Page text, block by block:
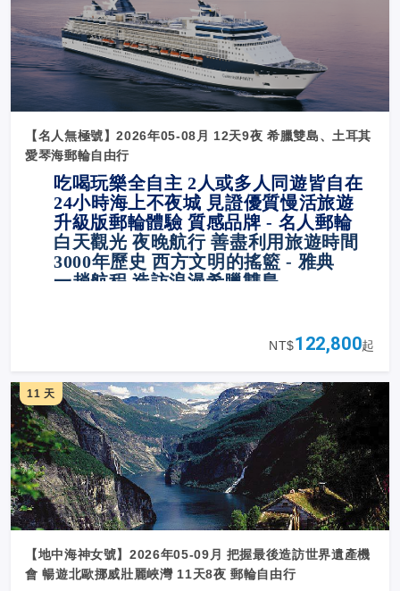
【名人無極號】2026年05-08月 12天9夜 希臘雙島、土耳其
愛琴海郵輪自由行
吃喝玩樂全自主 2人或多人同遊皆自在
24小時海上不夜城 見證優質慢活旅遊
升級版郵輪體驗 質感品牌 - 名人郵輪
白天觀光 夜晚航行 善盡利用旅遊時間
3000年歷史 西方文明的搖籃 - 雅典
一趟航程 造訪浪漫希臘雙島
NT$122,800起
11 天
【地中海神女號】2026年05-09月 把握最後造訪世界遺產機
會 暢遊北歐挪威壯麗峽灣 11天8夜 郵輪自由行